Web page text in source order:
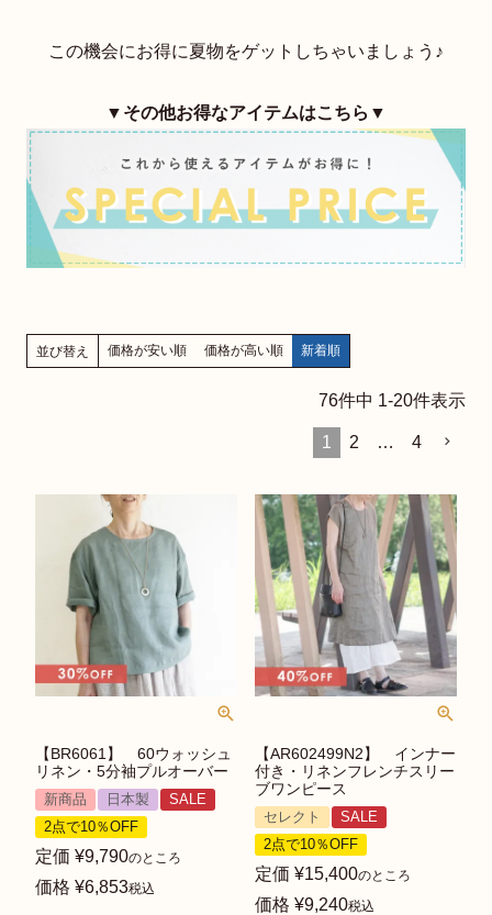
この機会にお得に夏物をゲットしちゃいましょう♪
▼その他お得なアイテムはこちら▼
並び替え 価格が安い順 価格が高い順 新着順
76件中 1-20件表示
1 2 … 4
【BR6061】 60ウォッシュ
リネン・5分袖プルオーバー
新商品 日本製
SALE
2点で10％OFF
定価 ¥9,790のところ
価格 ¥6,853税込
【AR602499N2】 インナー
付き・リネンフレンチスリー
ブワンピース
セレクト
SALE
2点で10％OFF
定価 ¥15,400のところ
価格 ¥9,240税込